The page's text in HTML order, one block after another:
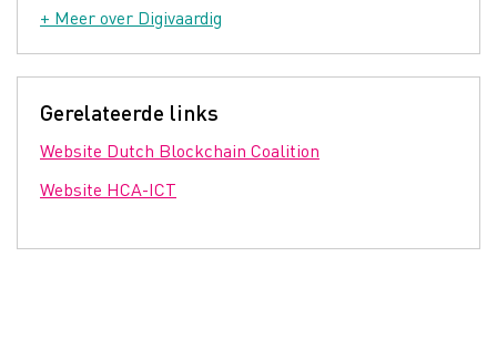
+ Meer over Digivaardig
Gerelateerde links
Website Dutch Blockchain Coalition
Website HCA-ICT